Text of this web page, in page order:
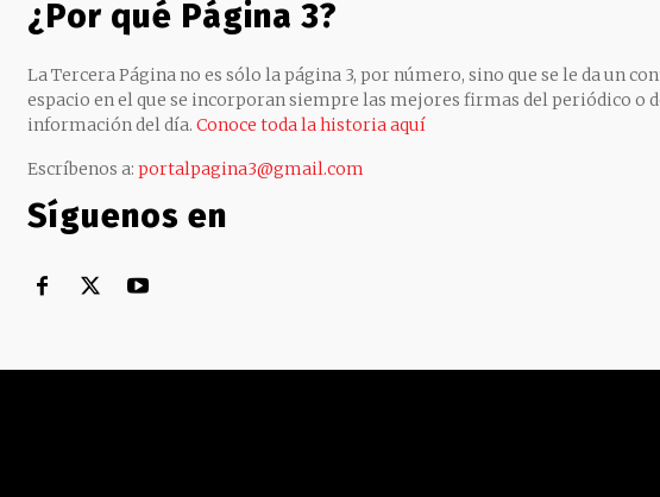
¿Por qué Página 3?
La Tercera Página no es sólo la página 3, por número, sino que se le da un
espacio en el que se incorporan siempre las mejores firmas del periódico o
información del día. Conoce toda la historia aquí
Escríbenos a: portalpagina3@gmail.com
Síguenos en